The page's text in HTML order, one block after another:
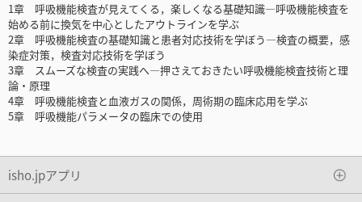
1章 呼吸機能検査が見えてくる，楽しくなる基礎知識―呼吸機能検査を
始める前に換気を中心としたアウトラインを学ぶ
2章 呼吸機能検査の基礎知識と患者対応技術を学ぼう―検査の概要，感
染症対策，検査対応技術を学ぼう
3章 スムーズな検査の実践へ―押さえておきたい呼吸機能検査技術と理
論・原理
4章 呼吸機能検査と血液ガスの関係，周術期の臨床応用を学ぶ
5章 呼吸機能パラメータの臨床での使用
isho.jpアプリ